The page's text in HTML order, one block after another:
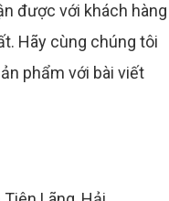
được với khách hàng
Hãy cùng chúng tôi
phẩm với bài viết